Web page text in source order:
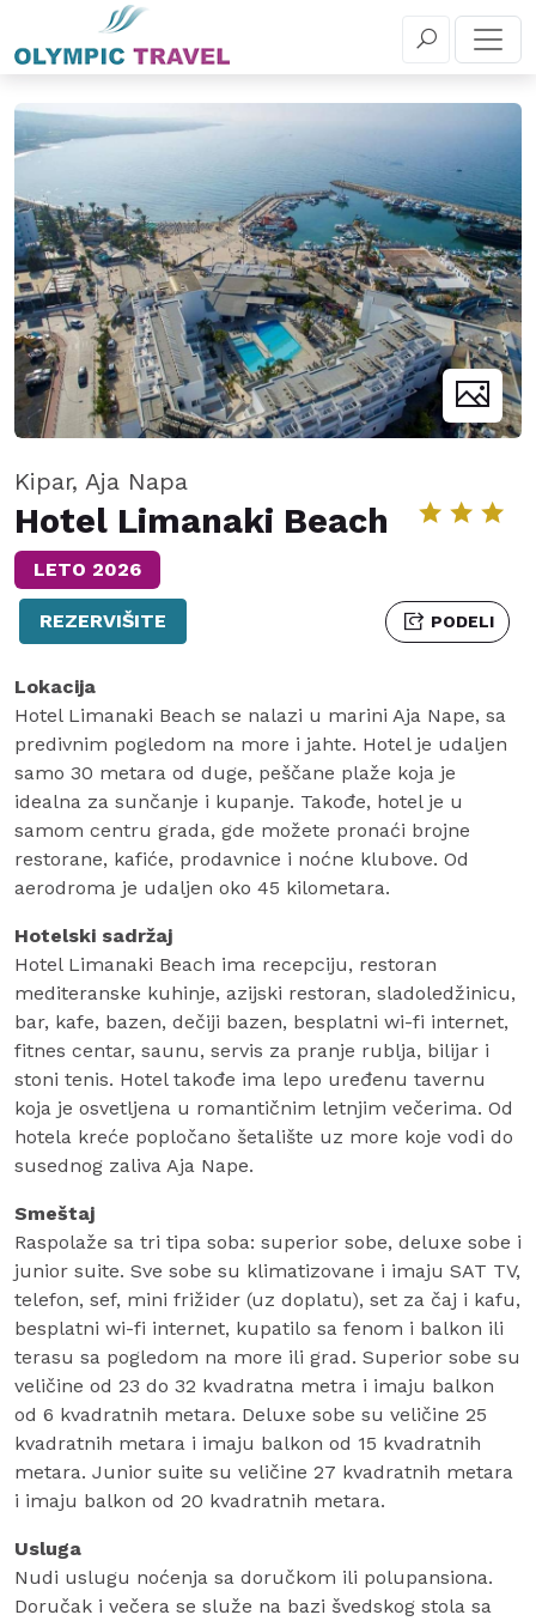
+381 11 655 5 030
Kipar, Aja Napa
Hotel Limanaki Beach
LETO 2026
REZERVIŠITE PODELI
Lokacija
Hotel Limanaki Beach se nalazi u marini Aja Nape, sa
predivnim pogledom na more i jahte. Hotel je udaljen
samo 30 metara od duge, peščane plaže koja je
idealna za sunčanje i kupanje. Takođe, hotel je u
samom centru grada, gde možete pronaći brojne
restorane, kafiće, prodavnice i noćne klubove. Od
aerodroma je udaljen oko 45 kilometara.
Hotelski sadržaj
Hotel Limanaki Beach ima recepciju, restoran
mediteranske kuhinje, azijski restoran, sladoledžinicu,
bar, kafe, bazen, dečiji bazen, besplatni wi-fi internet,
fitnes centar, saunu, servis za pranje rublja, bilijar i
stoni tenis. Hotel takođe ima lepo uređenu tavernu
koja je osvetljena u romantičnim letnjim večerima. Od
hotela kreće popločano šetalište uz more koje vodi do
susednog zaliva Aja Nape.
Smeštaj
Raspolaže sa tri tipa soba: superior sobe, deluxe sobe i
junior suite. Sve sobe su klimatizovane i imaju SAT TV,
telefon, sef, mini frižider (uz doplatu), set za čaj i kafu,
besplatni wi-fi internet, kupatilo sa fenom i balkon ili
terasu sa pogledom na more ili grad. Superior sobe su
veličine od 23 do 32 kvadratna metra i imaju balkon
od 6 kvadratnih metara. Deluxe sobe su veličine 25
kvadratnih metara i imaju balkon od 15 kvadratnih
metara. Junior suite su veličine 27 kvadratnih metara
i imaju balkon od 20 kvadratnih metara.
Usluga
Nudi uslugu noćenja sa doručkom ili polupansiona.
Doručak i večera se služe na bazi švedskog stola sa